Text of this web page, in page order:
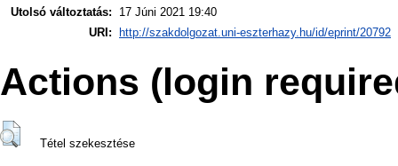
Utolsó változtatás:
17 Júni 2021 19:40
URI:
http://szakdolgozat.uni-eszterhazy.hu/id/eprint/20792
Actions (login
Tétel szekesztése